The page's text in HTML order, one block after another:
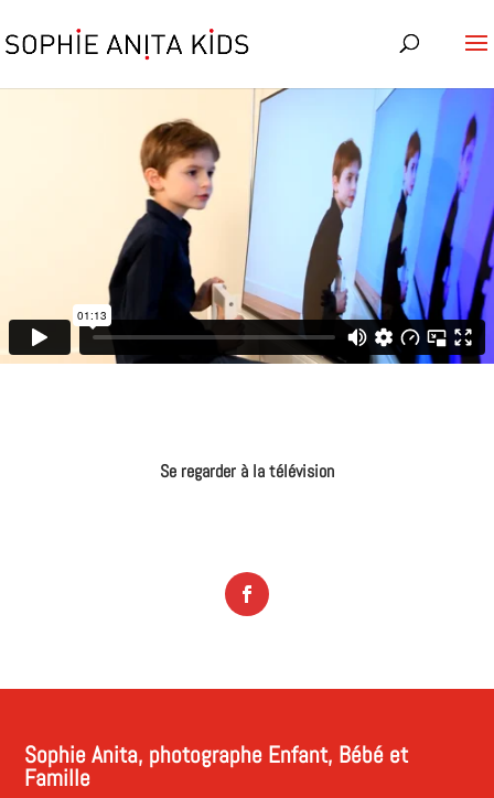
Se regarder à la télévision
Sophie Anita, photographe Enfant, Bébé et
Famille